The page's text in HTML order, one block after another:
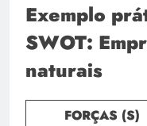
Exemplo
SWOT:
naturais
FORÇAS (S)